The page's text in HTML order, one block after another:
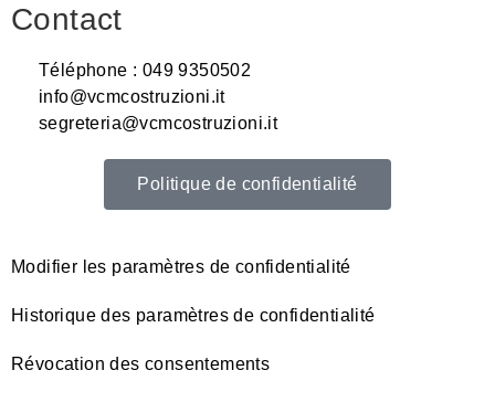
Contact
Téléphone : 049 9350502
info@vcmcostruzioni.it
segreteria@vcmcostruzioni.it
Politique de confidentialité
Modifier les paramètres de confidentialité
Historique des paramètres de confidentialité
Révocation des consentements